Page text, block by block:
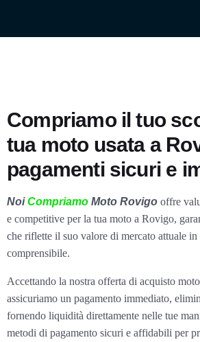
Compriamo il tuo
tua moto usata a
pagamenti sicuri e
NoiCompriamo Moto Rovigo offre
e competitive per la tua moto a Rovigo,
che riflette il suo valore di mercato attuale
comprensibile.
Accettando la nostra offerta di acquisto
assicuriamo un pagamento immediato,
fornendo liquidità direttamente nelle tue
metodi di pagamento sicuri e affidabili per